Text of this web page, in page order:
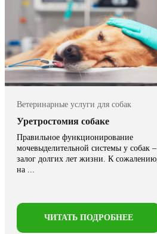
Ветеринарные услуги для собак
Уретростомия собаке
Правильное функционирование
мочевыделительной системы у собак –
залог долгих лет жизни. К сожалению,
на ...
ЧИТАТЬ ПОДРОБНЕЕ